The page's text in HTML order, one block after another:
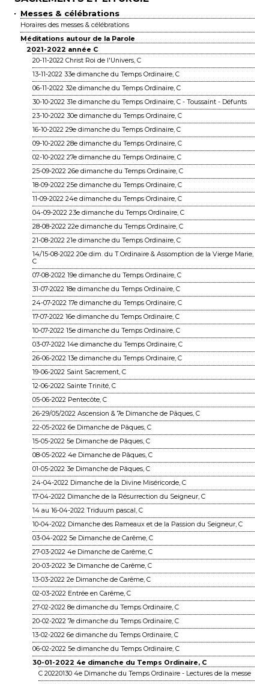
Messes & célébrations
Horaires des messes & célébrations
Méditations autour de la Parole
2021-2022 année C
20-11-2022 Christ Roi de l'Univers, C
13-11-2022 33e dimanche du Temps Ordinaire, C
06-11-2022 32e dimanche du Temps Ordinaire, C
30-10-2022 31e dimanche du Temps Ordinaire, C - Toussaint - Défunts
23-10-2022 30e dimanche du Temps Ordinaire, C
16-10-2022 29e dimanche du Temps Ordinaire, C
09-10-2022 28e dimanche du Temps Ordinaire, C
02-10-2022 27e dimanche du Temps Ordinaire, C
25-09-2022 26e dimanche du Temps Ordinaire, C
18-09-2022 25e dimanche du Temps Ordinaire, C
11-09-2022 24e dimanche du Temps Ordinaire, C
04-09-2022 23e dimanche du Temps Ordinaire, C
28-08-2022 22e dimanche du Temps Ordinaire, C
21-08-2022 21e dimanche du Temps Ordinaire, C
14/15-08-2022 20e dim. du T.Ordinaire & Assomption de la Vierge Marie,
C
07-08-2022 19e dimanche du Temps Ordinaire, C
31-07-2022 18e dimanche du Temps Ordinaire, C
24-07-2022 17e dimanche du Temps Ordinaire, C
17-07-2022 16e dimanche du Temps Ordinaire, C
10-07-2022 15e dimanche du Temps Ordinaire, C
03-07-2022 14e dimanche du Temps Ordinaire, C
26-06-2022 13e dimanche du Temps Ordinaire, C
19-06-2022 Saint Sacrement, C
12-06-2022 Sainte Trinité, C
05-06-2022 Pentecôte, C
26-29/05/2022 Ascension & 7e Dimanche de Pâques, C
22-05-2022 6e Dimanche de Pâques, C
15-05-2022 5e Dimanche de Pâques, C
08-05-2022 4e Dimanche de Pâques, C
01-05-2022 3e Dimanche de Pâques, C
24-04-2022 Dimanche de la Divine Miséricorde, C
17-04-2022 Dimanche de la Résurrection du Seigneur, C
14 au 16-04-2022 Triduum pascal, C
10-04-2022 Dimanche des Rameaux et de la Passion du Seigneur, C
03-04-2022 5e Dimanche de Carême, C
27-03-2022 4e Dimanche de Carême, C
20-03-2022 3e Dimanche de Carême, C
13-03-2022 2e Dimanche de Carême, C
02-03-2022 Entrée en Carême, C
27-02-2022 8e dimanche du Temps Ordinaire, C
20-02-2022 7e dimanche du Temps Ordinaire, C
13-02-2022 6e dimanche du Temps Ordinaire, C
06-02-2022 5e dimanche du Temps Ordinaire, C
30-01-2022 4e dimanche du Temps Ordinaire, C
C 20220130 4e Dimanche du Temps Ordinaire - Lectures de la messe